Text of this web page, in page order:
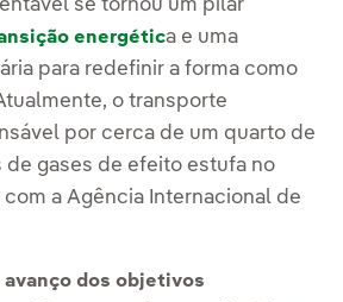
se tornou um pilar
energética e uma
para redefinir a forma como
o transporte
por cerca de um quarto de
de gases de efeito estufa no
a Agência Internacional de
avanço dos objetivos